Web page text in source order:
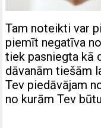
Tam noteikti var
piemīt negatīva
tiek pasniegta kā
dāvanām tiešām
Tev piedāvājam
no kurām Tev